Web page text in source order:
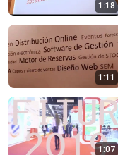
1:18
1:11
1:07